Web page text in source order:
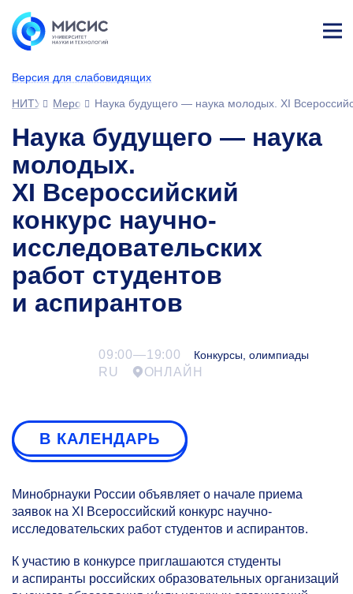
Версия для слабовидящих
ине
НИТУ МИСИСМероприятияНаука будущего — наука молодых. XI
Наука будущего — наука
молодых.
XI Всероссийский
конкурс научно-
исследовательских
работ студентов
и аспирантов
09:00—19:00 Конкурсы, олимпиады
RU ОНЛАЙН
В КАЛЕНДАРЬ
Минобрнауки России объявляет о начале приема
заявок на XI Всероссийский конкурс научно-
исследовательских работ студентов и аспирантов.
К участию в конкурсе приглашаются студенты
и аспиранты российских образовательных организаций